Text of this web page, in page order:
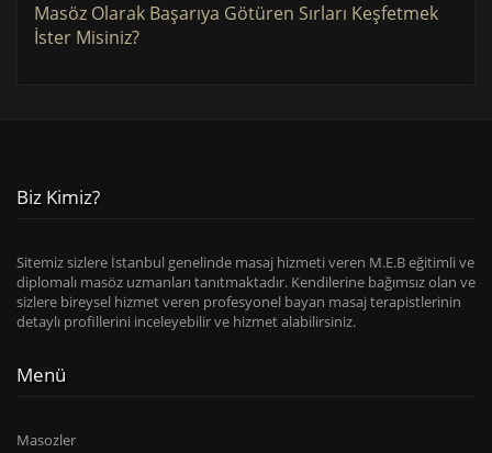
Masöz Olarak Başarıya Götüren Sırları Keşfetmek
İster Misiniz?
Biz Kimiz?
Sitemiz sizlere İstanbul genelinde masaj hizmeti veren M.E.B eğitimli ve
diplomalı masöz uzmanları tanıtmaktadır. Kendilerine bağımsız olan ve
sizlere bireysel hizmet veren profesyonel bayan masaj terapistlerinin
detaylı profillerini inceleyebilir ve hizmet alabilirsiniz.
Menü
Masozler